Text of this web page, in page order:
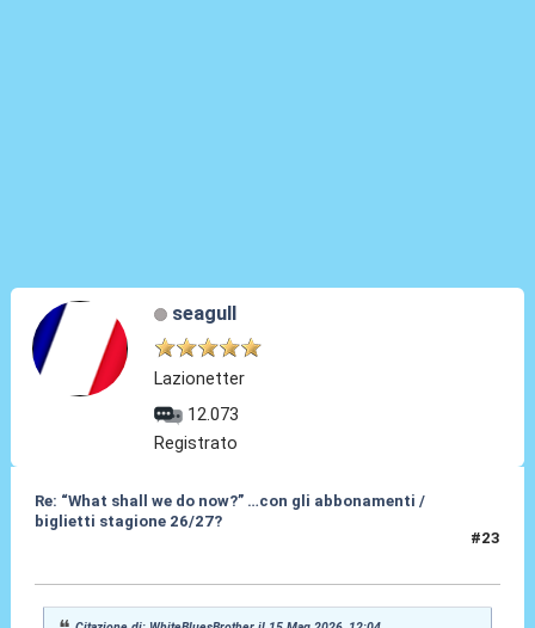
seagull
Lazionetter
12.073
Registrato
Re: “What shall we do now?” …con gli abbonamenti /
biglietti stagione 26/27?
#23